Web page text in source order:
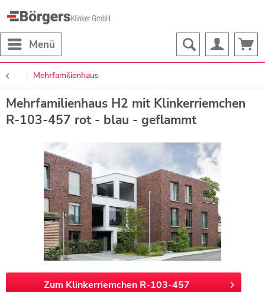
Menü
Mehrfamilienhaus
Mehrfamilienhaus H2 mit Klinkerriemchen
R-103-457 rot - blau - geflammt
Zum Klinkerriemchen R-103-457